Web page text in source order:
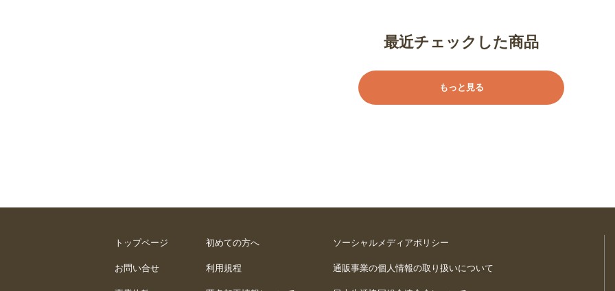
最近チェックした商品
もっと見る
トップページ
お問い合せ
初めての方へ
利用規程
ソーシャルメディアポリシー
通販事業の個人情報の取り扱いについて